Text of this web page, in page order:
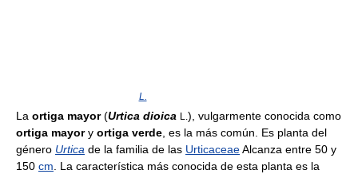
L.
La ortiga mayor(Urtica dioica L. ), vulgarmente conocida como
ortiga mayory ortiga verde , es la más común. Es planta del
género Urtica de la familia de las UrticaceaeAlcanza entre 50 y
150 cm . La característica más conocida de esta planta es la